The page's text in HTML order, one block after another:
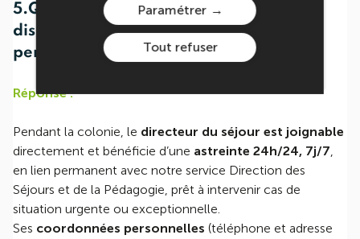
5.Quels sont les moyens de contact
disponibles pour signaler un problème
pendant la colonie ?
Réponse :
Pendant la colonie, le directeur du séjour est joignable
directement et bénéficie d’une astreinte 24h/24, 7j/7,
en lien permanent avec notre service Direction des
Séjours et de la Pédagogie, prêt à intervenir cas de
situation urgente ou exceptionnelle.
Ses coordonnées personnelles (téléphone et adresse
Paramétrer
Tout refuser